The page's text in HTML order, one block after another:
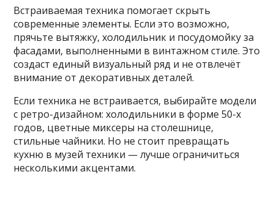
Встраиваемая техника помогает скрыть
современные элементы. Если это возможно,
прячьте вытяжку, холодильник и посудомойку за
фасадами, выполненными в винтажном стиле. Это
создаст единый визуальный ряд и не отвлечёт
внимание от декоративных деталей.
Если техника не встраивается, выбирайте модели
с ретро-дизайном: холодильники в форме 50-х
годов, цветные миксеры на столешнице,
стильные чайники. Но не стоит превращать
кухню в музей техники — лучше ограничиться
несколькими акцентами.